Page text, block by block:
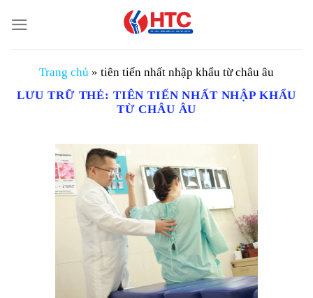
đến
nội
Trang chủ » tiên tiến nhất nhập khẩu từ châu âu
LƯU TRỮ THẺ: TIÊN TIẾN NHẤT NHẬP KHẨU
TỪ CHÂU ÂU